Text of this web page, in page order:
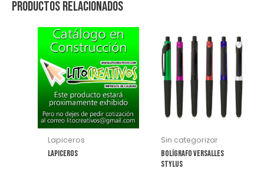
Productos relacionados
Lapiceros
Lapiceros
Sin categorizar
Bolígrafo Versalles
Stylus
Este
producto
tiene
múltiples
variantes.
Las
opciones
pueden
elegir